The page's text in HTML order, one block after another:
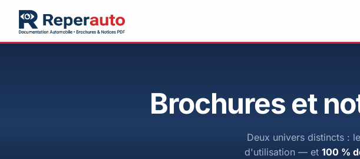
Brochures et
Deux univers distincts :
d'utilisation — et 100 %